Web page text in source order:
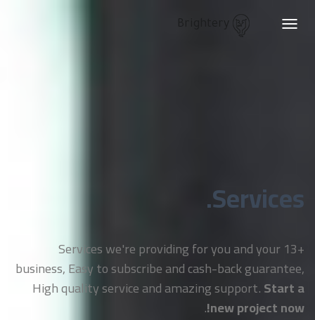
Toggle
Services.
+13 Services we're providing for you and your
business, Easy to subscribe and cash-back guarantee,
High quality service and amazing support.Start a
new project now!
.